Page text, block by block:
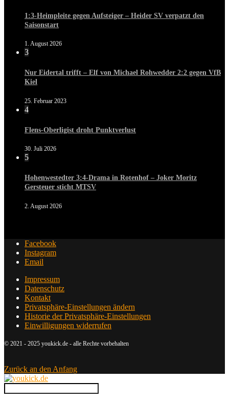
1:3-Heimpleite gegen Aufsteiger – Heider SV verpatzt den
Saisonstart
1. August 2026
3
Nur Eidertal trifft – Elf von Michael Rohwedder 2:2 gegen VfB
Kiel
25. Februar 2023
4
Flens-Oberligist droht Punktverlust
30. Juli 2026
5
Hohenwestedter 3:4-Drama in Rotenhof – Joker Moritz
Gersteuer sticht MTSV
2. August 2026
Facebook
Instagram
Email
Impressum
Datenschutz
Kontakt
Privatsphäre-Einstellungen ändern
Historie der Privatsphäre-Einstellungen
Einwilligungen widerrufen
© 2021 - 2025 youkick.de - alle Rechte vorbehalten
Zurück an den Anfang